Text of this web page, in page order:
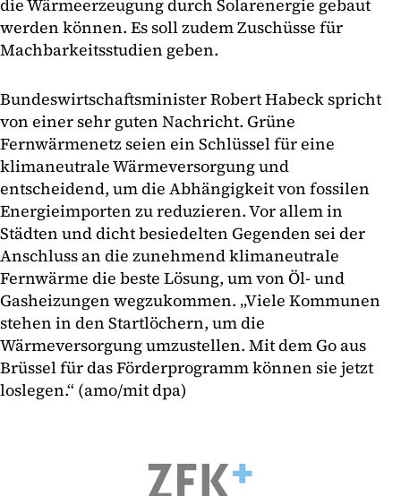
die Wärmeerzeugung durch Solarenergie gebaut
werden können. Es soll zudem Zuschüsse für
Machbarkeitsstudien geben.
Bundeswirtschaftsminister Robert Habeck spricht
von einer sehr guten Nachricht. Grüne
Fernwärmenetz seien ein Schlüssel für eine
klimaneutrale Wärmeversorgung und
entscheidend, um die Abhängigkeit von fossilen
Energieimporten zu reduzieren. Vor allem in
Städten und dicht besiedelten Gegenden sei der
Anschluss an die zunehmend klimaneutrale
Fernwärme die beste Lösung, um von Öl- und
Gasheizungen wegzukommen. „Viele Kommunen
stehen in den Startlöchern, um die
Wärmeversorgung umzustellen. Mit dem Go aus
Brüssel für das Förderprogramm können sie jetzt
loslegen.“ (amo/mit dpa)